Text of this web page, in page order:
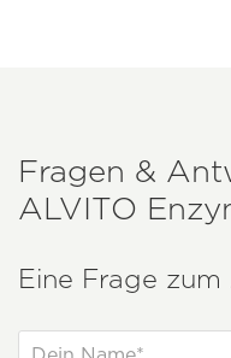
Fragen &
ALVITO
Eine Frage